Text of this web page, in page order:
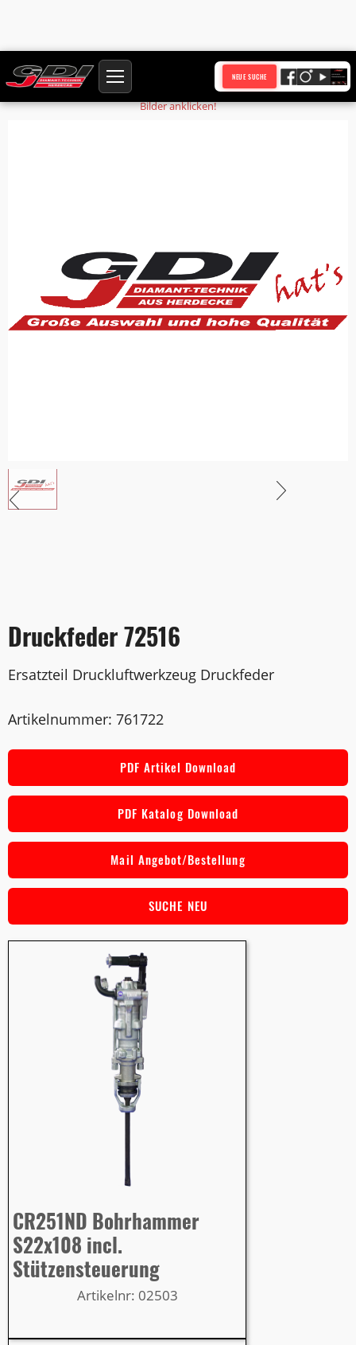
NEUE SUCHE
Startseite Produkte Druckfeder 72516
Bilder anklicken!
Druckfeder 72516
Ersatzteil Druckluftwerkzeug Druckfeder
Artikelnummer: 761722
PDF Artikel Download
PDF Katalog Download
Mail Angebot/Bestellung
SUCHE NEU
CR251ND Bohrhammer
S22x108 incl.
Stützensteuerung
Artikelnr: 02503